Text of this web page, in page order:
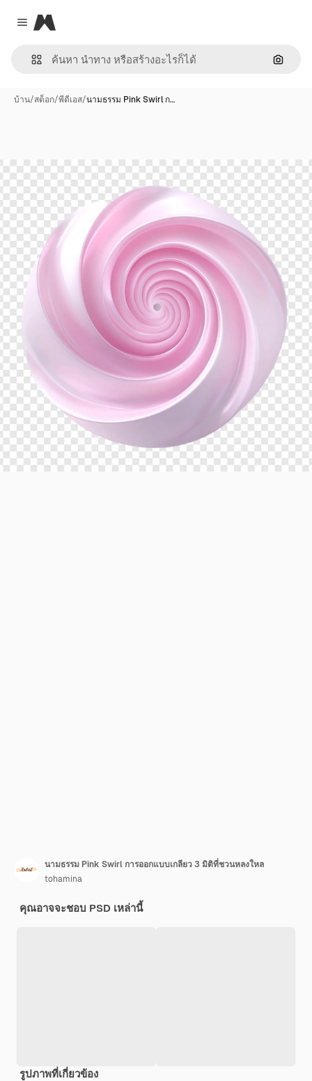
Close menu
Magnific
ค้นหา
บ้าน/สต็อก/พีดีเอส/นามธรรม Pink Swirl ก…
นามธรรม Pink Swirl การออกแบบเกลียว 3 มิติที่ชวนหลงใหล
tohamina
คุณอาจจะชอบ PSD เหล่านี้
รูปภาพที่เกี่ยวข้อง